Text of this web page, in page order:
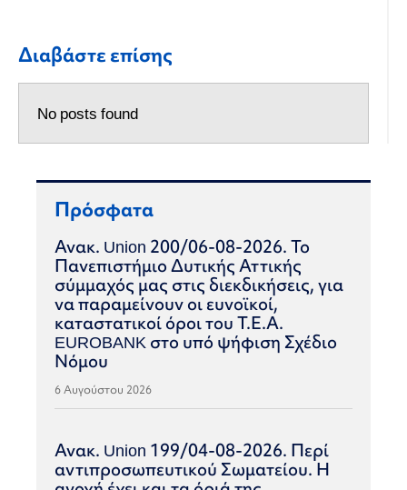
Διαβάστε επίσης
No posts found
Πρόσφατα
Ανακ. Union 200/06-08-2026. Το
Πανεπιστήμιο Δυτικής Αττικής
σύμμαχός μας στις διεκδικήσεις, για
να παραμείνουν οι ευνοϊκοί,
καταστατικοί όροι του Τ.Ε.Α.
EUROBANK στο υπό ψήφιση Σχέδιο
Νόμου
6 Αυγούστου 2026
Ανακ. Union 199/04-08-2026. Περί
αντιπροσωπευτικού Σωματείου. Η